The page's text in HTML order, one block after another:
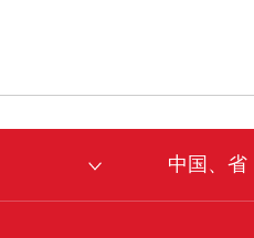
中国、省